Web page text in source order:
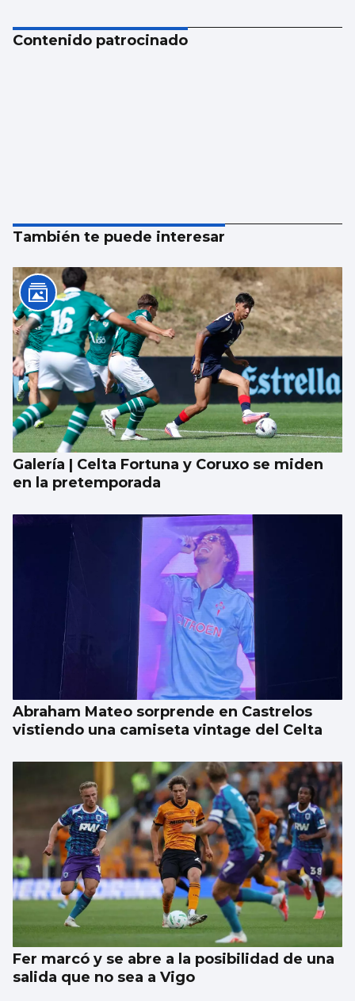
Contenido patrocinado
También te puede interesar
Galería | Celta Fortuna y Coruxo se miden
en la pretemporada
Abraham Mateo sorprende en Castrelos
vistiendo una camiseta vintage del Celta
Fer marcó y se abre a la posibilidad de una
salida que no sea a Vigo